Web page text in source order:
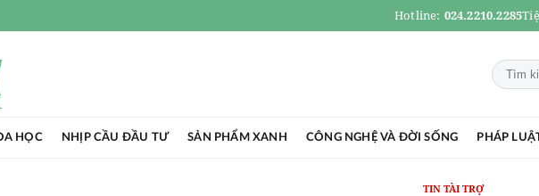
Hotline: 024.2210.2285
HỌC NHỊP CẦU ĐẦU TƯ SẢN PHẨM XANH CÔNG NGHỆ VÀ ĐỜI SỐNG PHÁP
TIN TÀI TRỢ